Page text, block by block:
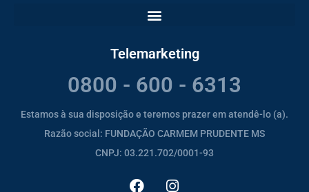
Telemarketing
0800 - 600 - 6313
Estamos à sua disposição e teremos prazer em atendê-lo (a).
Razão social: FUNDAÇÃO CARMEM PRUDENTE MS
CNPJ: 03.221.702/0001-93